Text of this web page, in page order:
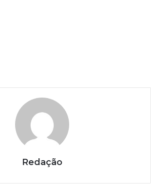
Redação